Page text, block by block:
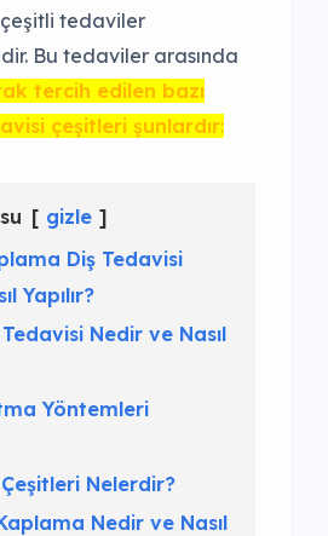
tedaviler
Bu tedaviler arasında
tercih edilen bazı
çeşitleri şunlardır:
gizle
Diş Tedavisi
Yapılır?
Nedir ve Nasıl
Yöntemleri
Nelerdir?
Nedir ve Nasıl